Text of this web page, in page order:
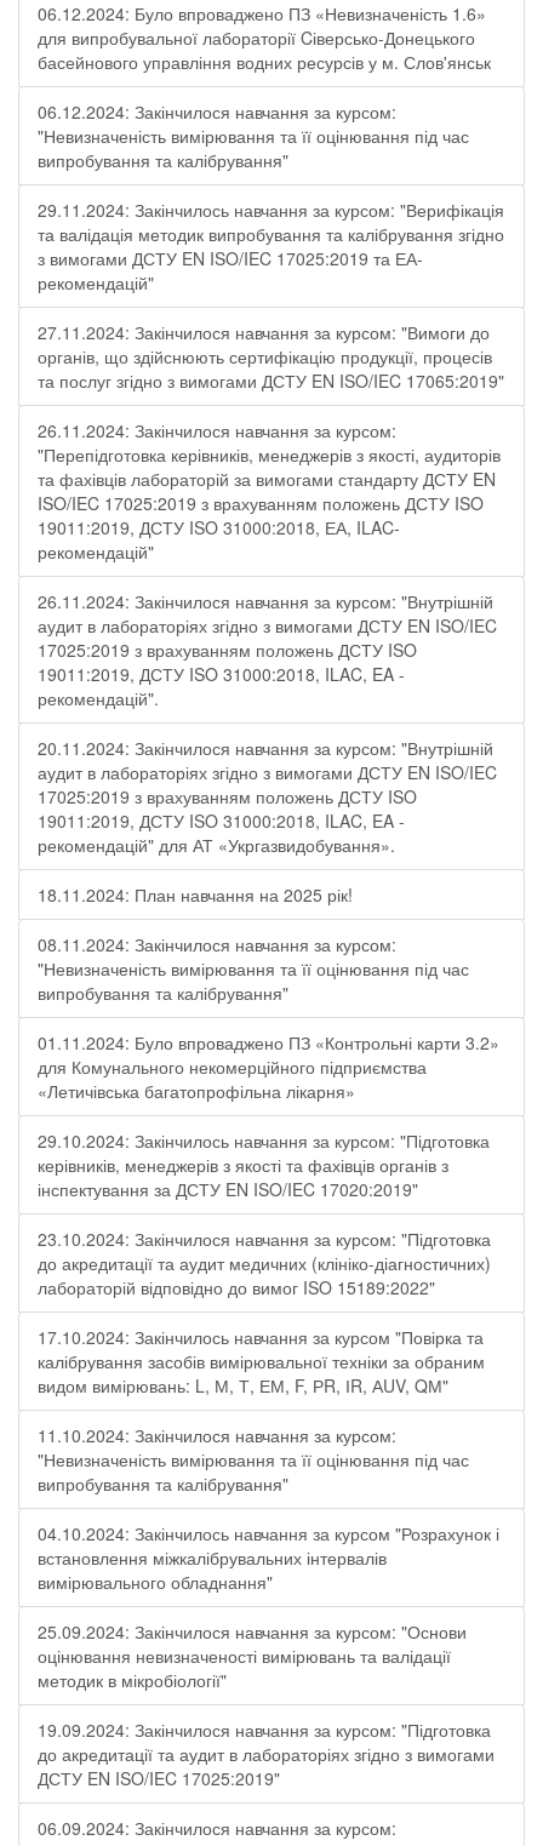
06.12.2024: Було впроваджено ПЗ «Невизначеність 1.6»
для випробувальної лабораторії Cіверсько-Донецького
басейнового управління водних ресурсів у м. Слов'янськ
06.12.2024: Закінчилося навчання за курсом:
"Невизначеність вимірювання та її оцінювання під час
випробування та калібрування"
29.11.2024: Закінчилось навчання за курсом: "Верифікація
та валідація методик випробування та калібрування згідно
з вимогами ДСТУ EN ISO/IEC 17025:2019 та ЕА-
рекомендацій"
27.11.2024: Закінчилося навчання за курсом: "Вимоги до
органів, що здійснюють сертифікацію продукції, процесів
та послуг згідно з вимогами ДСТУ EN ISO/IEC 17065:2019"
26.11.2024: Закінчилося навчання за курсом:
"Перепідготовка керівників, менеджерів з якості, аудиторів
та фахівців лабораторій за вимогами стандарту ДСТУ EN
ISO/IEC 17025:2019 з врахуванням положень ДСТУ ISO
19011:2019, ДСТУ ISO 31000:2018, ЕА, ILAC-
рекомендацій"
26.11.2024: Закінчилося навчання за курсом: "Внутрішній
аудит в лабораторіях згідно з вимогами ДСТУ EN ISO/IEC
17025:2019 з врахуванням положень ДСТУ ISO
19011:2019, ДСТУ ISO 31000:2018, ILAC, EA -
рекомендацій".
20.11.2024: Закінчилося навчання за курсом: "Внутрішній
аудит в лабораторіях згідно з вимогами ДСТУ EN ISO/IEC
17025:2019 з врахуванням положень ДСТУ ISO
19011:2019, ДСТУ ISO 31000:2018, ILAC, EA -
рекомендацій" для АТ «Укргазвидобування».
18.11.2024: План навчання на 2025 рік!
08.11.2024: Закінчилося навчання за курсом:
"Невизначеність вимірювання та її оцінювання під час
випробування та калібрування"
01.11.2024: Було впроваджено ПЗ «Контрольні карти 3.2»
для Комунального некомерційного підприємства
«Летичівська багатопрофільна лікарня»
29.10.2024: Закінчилось навчання за курсом: "Підготовка
керівників, менеджерів з якості та фахівців органів з
інспектування за ДСТУ EN ISO/IEC 17020:2019"
23.10.2024: Закінчилося навчання за курсом: "Підготовка
до акредитації та аудит медичних (клініко-діагностичних)
лабораторій відповідно до вимог ISO 15189:2022"
17.10.2024: Закінчилось навчання за курсом "Повірка та
калібрування засобів вимірювальної техніки за обраним
видом вимірювань: L, М, Т, ЕМ, F, РR, ІR, АUV, QМ"
11.10.2024: Закінчилося навчання за курсом:
"Невизначеність вимірювання та її оцінювання під час
випробування та калібрування"
04.10.2024: Закінчилось навчання за курсом "Розрахунок і
встановлення міжкалібрувальних інтервалів
вимірювального обладнання"
25.09.2024: Закінчилося навчання за курсом: "Основи
оцінювання невизначеності вимірювань та валідації
методик в мікробіології"
19.09.2024: Закінчилося навчання за курсом: "Підготовка
до акредитації та аудит в лабораторіях згідно з вимогами
ДСТУ EN ISO/IEC 17025:2019"
06.09.2024: Закінчилося навчання за курсом: